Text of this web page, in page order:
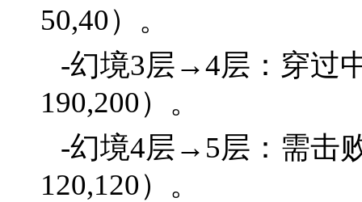
50,40）。
-幻境3层→4层：穿过
190,200）。
-幻境4层→5层：需击
120,120）。